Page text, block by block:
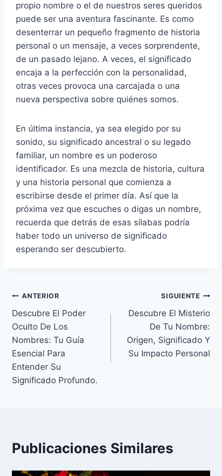
propio nombre o el de nuestros seres queridos
puede ser una aventura fascinante. Es como
desenterrar un pequeño fragmento de historia
personal o un mensaje, a veces sorprendente,
de un pasado lejano. A veces, el significado
encaja a la perfección con la personalidad,
otras veces provoca una carcajada o una
nueva perspectiva sobre quiénes somos.
En última instancia, ya sea elegido por su
sonido, su significado ancestral o su legado
familiar, un nombre es un poderoso
identificador. Es una mezcla de historia, cultura
y una historia personal que comienza a
escribirse desde el primer día. Así que la
próxima vez que escuches o digas un nombre,
recuerda que detrás de esas sílabas podría
haber todo un universo de significado
esperando ser descubierto.
Navegación
de
entradas
ANTERIOR
Descubre El Poder
Oculto De Los
Nombres: Tu Guía
Esencial Para
Entender Su
Significado Profundo.
SIGUIENTE
Descubre El Misterio
De Tu Nombre:
Origen, Significado Y
Su Impacto Personal
Publicaciones Similares